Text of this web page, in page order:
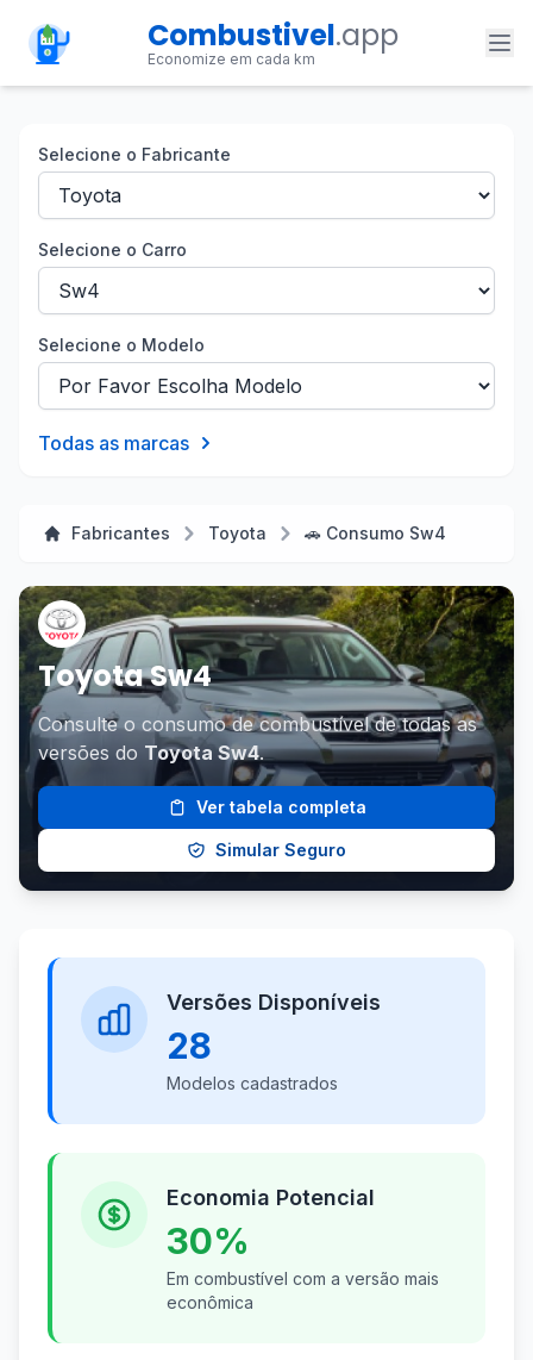
Combustivel.app
Economize em cada km
Selecione o Fabricante
Selecione o Carro
Selecione o Modelo
Todas as marcas
Fabricantes Toyota 🚗 Consumo Sw4
Toyota Sw4
Consulte o consumo de combustível de todas as
versões do Toyota Sw4.
Ver tabela completa
Simular Seguro
Versões Disponíveis
28
Modelos cadastrados
Economia Potencial
30%
Em combustível com a versão mais
econômica